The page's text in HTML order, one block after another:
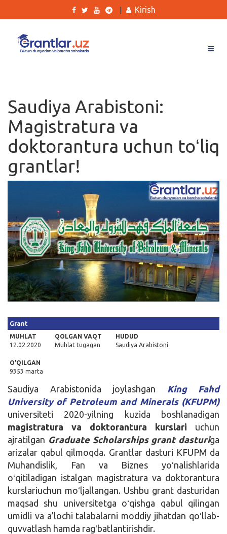
Ishlar
Kurslar
Blog
Yana
Qidirish
Kirish
Kirish
Saudiya Arabistoni:
Magistratura va
doktorantura uchun toʻliq
grantlar!
Grant
MUHLAT
12.02.2020
QOLGAN VAQT
Muhlat tugagan
HUDUD
Saudiya Arabistoni
O'QILGAN
9353 marta
Saudiya Arabistonida joylashgan
King Fahd
University of Petroleum and Minerals (KFUPM)
universiteti 2020-yilning kuzida boshlanadigan
magistratura va doktorantura kurslari uchun
ajratilgan Graduate Scholarships grant dasturiga
arizalar qabul qilmoqda. Grantlar dasturi KFUPM da
Muhandislik, Fan va Biznes yoʻnalishlarida
oʻqitiladigan istalgan magistratura va doktorantura
kurslariuchun moʻljallangan. Ushbu grant dasturidan
maqsad shu universitetga oʻqishga qabul qilingan
umidli va a’lochi talabalarni moddiy jihatdan qoʻllab-
quvvatlash hamda ragʻbatlantirishdir.